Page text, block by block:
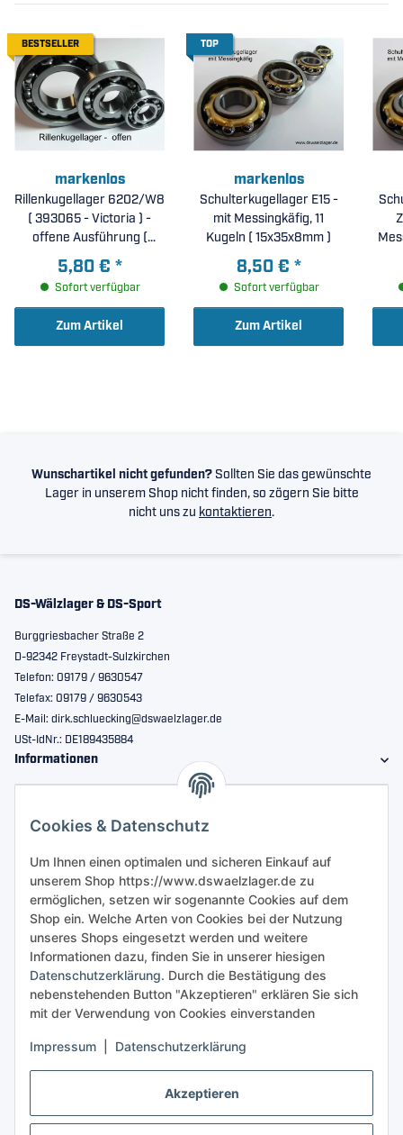
Akzeptieren
Cookies & Datenschutz
Um Ihnen einen optimalen und sicheren Einkauf auf
unserem Shop https://www.dswaelzlager.de zu
ermöglichen, setzen wir sogenannte Cookies auf dem
Shop ein. Welche Arten von Cookies bei der Nutzung
unseres Shops eingesetzt werden und weitere
Informationen dazu, finden Sie in unserer hiesigen
Datenschutzerklärung. Durch die Bestätigung des
nebenstehenden Button "Akzeptieren" erklären Sie sich
mit der Verwendung von Cookies einverstanden
Impressum Datenschutzerklärung
BESTSELLER
markenlos
Rillenkugellager 6202/W8
( 393065 - Victoria ) -
offene Ausführung (
15x35x8mm )
5,80 € *
Sofort verfügbar
Zum Artikel
TOP
markenlos
Schulterkugellager E15 -
mit Messingkäfig, 11
Kugeln ( 15x35x8mm )
8,50 € *
Sofort verfügbar
Zum Artikel
Wunschartikel nicht gefunden? Sollten Sie das gewünschte
Lager in unserem Shop nicht finden, so zögern Sie bitte
nicht uns zu kontaktieren.
DS-Wälzlager & DS-Sport
Burggriesbacher Straße 2
D-92342 Freystadt-Sulzkirchen
Telefon: 09179 / 9630547
Telefax: 09179 / 9630543
E-Mail: dirk.schluecking@dswaelzlager.de
USt-IdNr.: DE189435884
Informationen
Sicher bestellen